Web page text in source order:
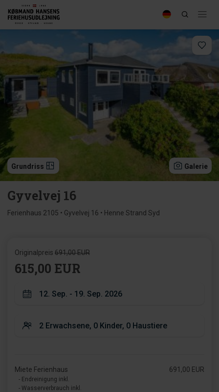
Grundriss Galerie
Gyvelvej 16
Ferienhaus 2105 • Gyvelvej 16 • Henne Strand Syd
Originalpreis 691,00 EUR
615,00 EUR
Miete Ferienhaus
- Endreinigung inkl.
- Wasserverbrauch inkl.
691,00 EUR